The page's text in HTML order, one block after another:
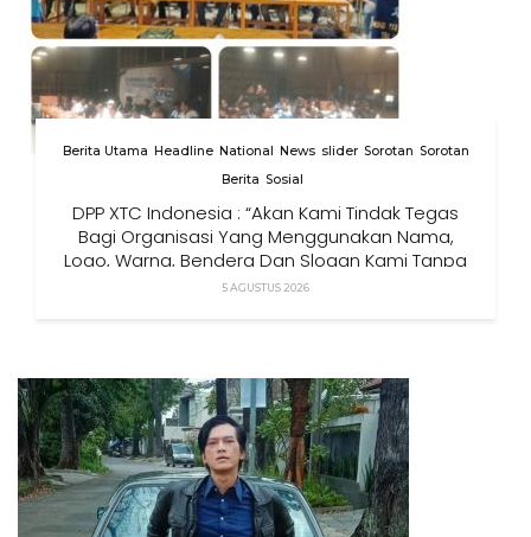
Berita Utama Headline National News slider Sorotan Sorotan
Berita Sosial
DPP XTC Indonesia : “Akan Kami Tindak Tegas
Bagi Organisasi Yang Menggunakan Nama,
Logo, Warna, Bendera Dan Slogan Kami Tanpa
Izin”
5 AGUSTUS 2026